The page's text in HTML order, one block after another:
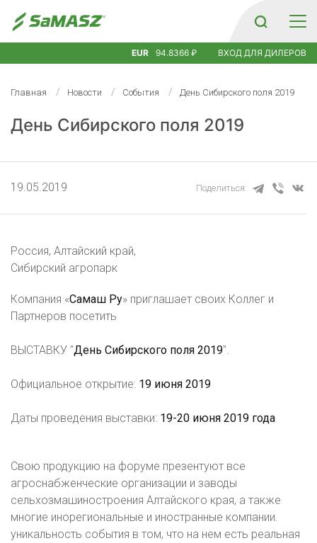
EUR 94.8366 ₽ ВХОД ДЛЯ ДИЛЕРОВ
Главная Новости События День Сибирского поля 2019
День Сибирского поля 2019
19.05.2019 Поделиться:
Россия, Алтайский край,
Сибирский агропарк
Компания «Самаш Ру» приглашает своих Коллег и
Партнеров посетить
ВЫСТАВКУ "День Сибирского поля 2019".
Официальное открытие: 19 июня 2019
Даты проведения выставки: 19-20 июня 2019 года
Свою продукцию на форуме презентуют все
агроснабженческие организации и заводы
сельхозмашиностроения Алтайского края, а также
многие инорегиональные и иностранные компании.
уникальность события в том, что на нем есть реальная